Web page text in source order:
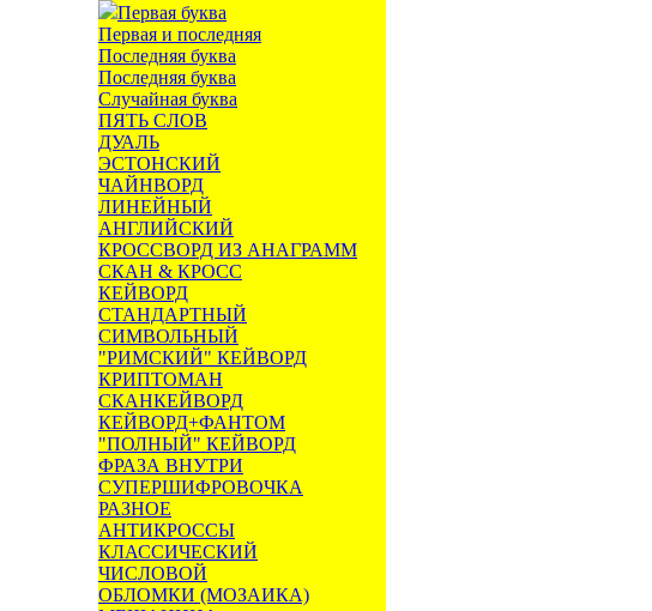
Первая буква
Первая и последняя
Последняя буква
Последняя буква
Случайная буква
ПЯТЬ СЛОВ
ДУАЛЬ
ЭСТОНСКИЙ
ЧАЙНВОРД
ЛИНЕЙНЫЙ
АНГЛИЙСКИЙ
КРОССВОРД ИЗ АНАГРАММ
СКАН & КРОСС
КЕЙВОРД
СТАНДАРТНЫЙ
СИМВОЛЬНЫЙ
"РИМСКИЙ" КЕЙВОРД
КРИПТОМАН
СКАНКЕЙВОРД
КЕЙВОРД+ФАНТОМ
"ПОЛНЫЙ" КЕЙВОРД
ФРАЗА ВНУТРИ
СУПЕРШИФРОВОЧКА
РАЗНОЕ
АНТИКРОССЫ
КЛАССИЧЕСКИЙ
ЧИСЛОВОЙ
ОБЛОМКИ (МОЗАИКА)